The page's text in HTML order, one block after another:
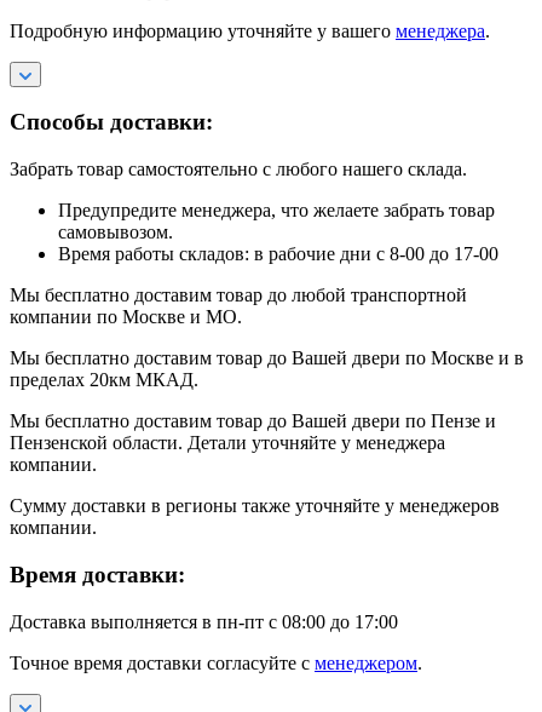
Подробную информацию уточняйте у вашего менеджера.
Способы доставки:
Забрать товар самостоятельно с любого нашего склада.
Предупредите менеджера, что желаете забрать товар
самовывозом.
Время работы складов: в рабочие дни с 8-00 до 17-00
Мы бесплатно доставим товар до любой транспортной
компании по Москве и МО.
Мы бесплатно доставим товар до Вашей двери по Москве и в
пределах 20км МКАД.
Мы бесплатно доставим товар до Вашей двери по Пензе и
Пензенской области. Детали уточняйте у менеджера
компании.
Сумму доставки в регионы также уточняйте у менеджеров
компании.
Время доставки:
Доставка выполняется в пн-пт с 08:00 до 17:00
Точное время доставки согласуйте с менеджером.